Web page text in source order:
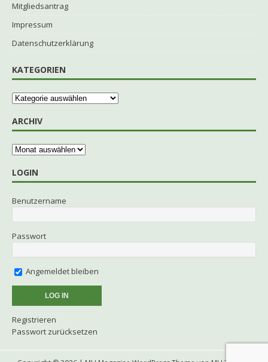
Mitgliedsantrag
Impressum
Datenschutzerklärung
KATEGORIEN
ARCHIV
LOGIN
Benutzername
Passwort
Angemeldet bleiben
Registrieren
Passwort zurücksetzen